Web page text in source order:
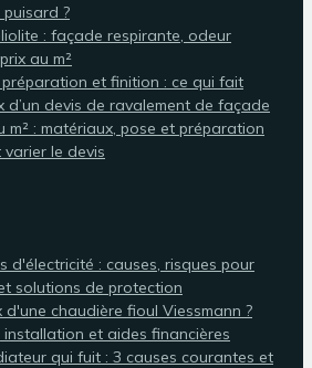
?
: façade respirante, odeur
au m²
et finition : ce qui fait
d’un devis de ravalement de façade
m² : matériaux, pose et préparation
le devis
d'électricité : causes, risques pour
solutions de protection
d'une chaudière fioul Viessmann ?
installation et aides financières
qui fuit : 3 causes courantes et